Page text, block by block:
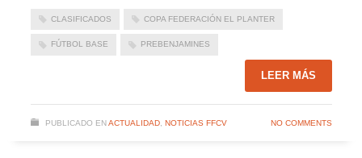
CLASIFICADOS COPA FEDERACIÓN EL PLANTER
FÚTBOL BASE PREBENJAMINES
LEER MÁS
PUBLICADO EN ACTUALIDAD, NOTICIAS FFCV NO COMMENTS